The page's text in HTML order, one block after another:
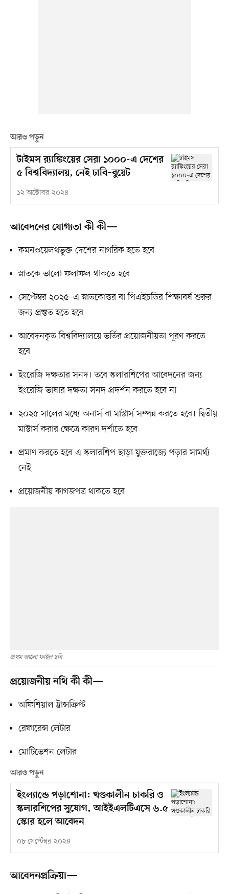
আরও পড়ুন
টাইমস র‍্যাঙ্কিংয়ের সেরা ১০০০-এ দেশের
৫ বিশ্ববিদ্যালয়, নেই ঢাবি–বুয়েট
১২ অক্টোবর ২০২৪
আবেদনের যোগ্যতা কী কী—
কমনওয়েলথভুক্ত দেশের নাগরিক হতে হবে
স্নাতকে ভালো ফলাফল থাকতে হবে
সেপ্টেম্বর ২০২৫–এ স্নাতকোত্তর বা পিএইচডির শিক্ষাবর্ষ শুরুর
জন্য প্রস্তুত হতে হবে
আবেদনকৃত বিশ্ববিদ্যালয়ে ভর্তির প্রয়োজনীয়তা পূরণ করতে
হবে
ইংরেজি দক্ষতার সনদ। তবে স্কলারশিপের আবেদনের জন্য
ইংরেজি ভাষার দক্ষতা সনদ প্রদর্শন করতে হবে না
২০২৫ সালের মধ্যে অনার্স বা মাস্টার্স সম্পন্ন করতে হবে। দ্বিতীয়
মাস্টার্স করার ক্ষেত্রে কারণ দর্শাতে হবে
প্রমাণ করতে হবে এ স্কলারশিপ ছাড়া যুক্তরাজ্যে পড়ার সামর্থ্য
নেই
প্রয়োজনীয় কাগজপত্র থাকতে হবে
প্রথম আলো ফাইল ছবি
প্রয়োজনীয় নথি কী কী—
অফিশিয়াল ট্রান্সক্রিপ্ট
রেফারেন্স লেটার
মোটিভেশন লেটার
আরও পড়ুন
ইংল্যান্ডে পড়াশোনা: খণ্ডকালীন চাকরি ও
স্কলারশিপের সুযোগ, আইইএলটিএসে ৬.৫
স্কোর হলে আবেদন
০৮ সেপ্টেম্বর ২০২৪
আবেদনপ্রক্রিয়া—